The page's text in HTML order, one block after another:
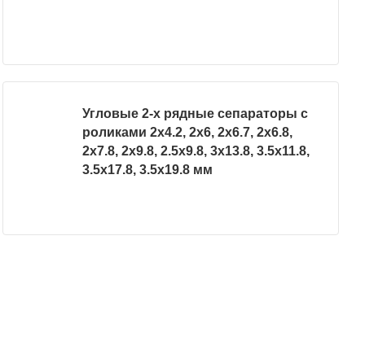
Угловые 2-х рядные сепараторы с
роликами 2х4.2, 2х6, 2х6.7, 2х6.8,
2х7.8, 2х9.8, 2.5х9.8, 3х13.8, 3.5х11.8,
3.5х17.8, 3.5х19.8 мм